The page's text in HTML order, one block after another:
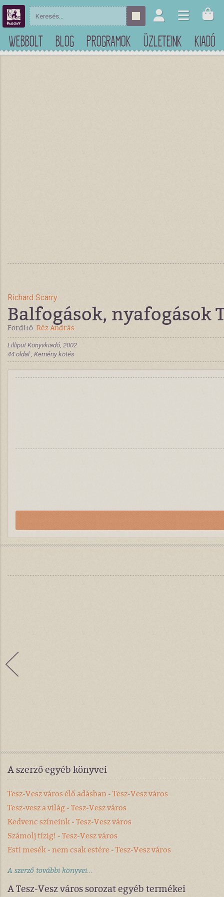
WEBBOLT BLOG PROGRAMOK ÜZLETEINK KIADÓ
Richard Scarry
Balfogások, nyafogások
Fordító: Réz András
Lilliput Könyvkiadó, 2002
44 oldal , Kemény kötés
A szerző egyéb könyvei
Tesz-Vesz város élő adásban - Tesz-Vesz város
Tesz-vesz a világ - Tesz-Vesz város
Kedvenc színeink - Tesz-Vesz város
Számolj tízig! - Tesz-Vesz város
Esti mesék - nem csak estére - Tesz-Vesz város
A szerző további könyvei...
A Tesz-Vesz város sorozat egyéb termékei